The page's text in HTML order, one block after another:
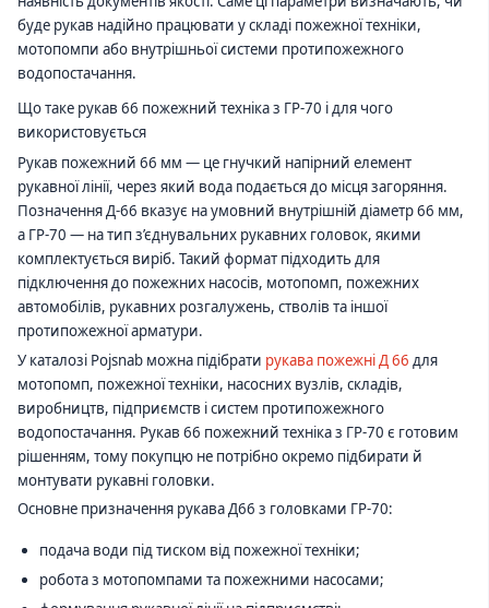
буде рукав надійно працювати у складі пожежної техніки,
мотопомпи або внутрішньої системи протипожежного
водопостачання.
Що таке рукав 66 пожежний техніка з ГР-70 і для чого
використовується
Рукав пожежний 66 мм — це гнучкий напірний елемент
рукавної лінії, через який вода подається до місця загоряння.
Позначення Д-66 вказує на умовний внутрішній діаметр 66 мм,
а ГР-70 — на тип з’єднувальних рукавних головок, якими
комплектується виріб. Такий формат підходить для
підключення до пожежних насосів, мотопомп, пожежних
автомобілів, рукавних розгалужень, стволів та іншої
протипожежної арматури.
У каталозі Pojsnab можна підібрати рукава пожежні Д 66 для
мотопомп, пожежної техніки, насосних вузлів, складів,
виробництв, підприємств і систем протипожежного
водопостачання. Рукав 66 пожежний техніка з ГР-70 є готовим
рішенням, тому покупцю не потрібно окремо підбирати й
монтувати рукавні головки.
Основне призначення рукава Д66 з головками ГР-70:
подача води під тиском від пожежної техніки;
робота з мотопомпами та пожежними насосами;